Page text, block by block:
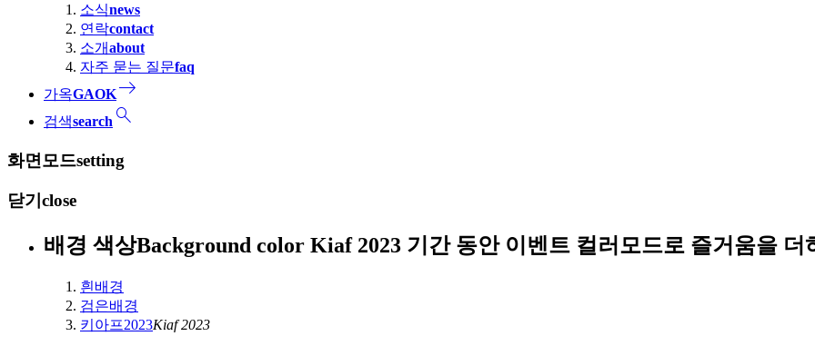
소식news
연락contact
소개about
자주 묻는 질문faq
가옥GAOKeast
검색search search
화면모드setting
닫기 close
배경 색상Background color Kiaf 2023 기간 동안 이벤트 컬러모드로 즐거움을 더
흰배경
검은배경
키아프2023Kiaf 2023